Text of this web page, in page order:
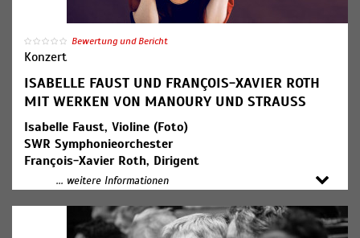
Bewertung und Bericht
Konzert
ISABELLE FAUST UND FRANÇOIS-XAVIER ROTH
MIT WERKEN VON MANOURY UND STRAUSS
Isabelle Faust, Violine (Foto)
SWR Symphonieorchester
François-Xavier Roth, Dirigent
Phillippe Manoury: "Oracle" für Violine und Orchester
(Kompositionsauftrag des SWR, Uraufführung)
Richard Strauss: "Ein Heldenleben" op. 40
... weitere Informationen